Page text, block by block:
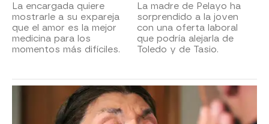
La encargada quiere
mostrarle a su expareja
que el amor es la mejor
medicina para los
momentos más difíciles.
La madre de Pelayo ha
sorprendido a la joven
con una oferta laboral
que podría alejarla de
Toledo y de Tasio.